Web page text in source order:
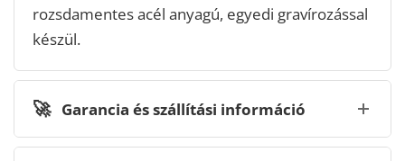
rozsdamentes acél anyagú, egyedi gravírozással
készül.
🚀 Garancia és szállítási információ